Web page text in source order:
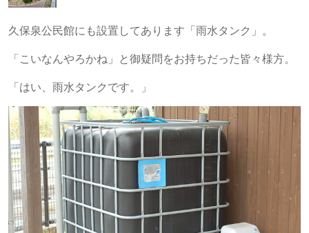
久保泉公民館にも設置してあります「雨水タンク」。
「こいなんやろかね」と御疑問をお持ちだった皆々様方。
「はい、雨水タンクです。」